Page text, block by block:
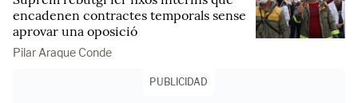
encadenen contractes temporals sense
aprovar una oposició
Pilar Araque Conde
PUBLICIDAD